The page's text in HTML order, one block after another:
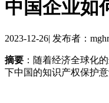
中国企业如
2023-12-26| 发布者：
摘要 ：随着经济全球化
下中国的知识产权保护